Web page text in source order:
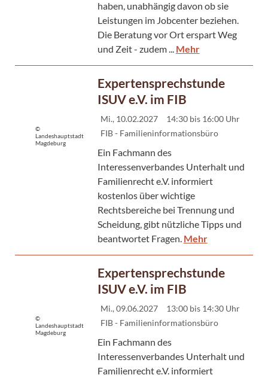
haben, unabhängig davon ob sie
Leistungen im Jobcenter beziehen.
Die Beratung vor Ort erspart Weg
und Zeit - zudem ... Mehr
Expertensprechstunde
ISUV e.V. im FIB
Mi., 10.02.2027
14:30 bis 16:00 Uhr
FIB - Familieninformationsbüro
Ein Fachmann des
Interessenverbandes Unterhalt und
Familienrecht e.V. informiert
kostenlos über wichtige
Rechtsbereiche bei Trennung und
Scheidung, gibt nützliche Tipps und
beantwortet Fragen. Mehr
©
Landeshauptstadt
Magdeburg
Expertensprechstunde
ISUV e.V. im FIB
Mi., 09.06.2027
13:00 bis 14:30 Uhr
FIB - Familieninformationsbüro
Ein Fachmann des
Interessenverbandes Unterhalt und
Familienrecht e.V. informiert
©
Landeshauptstadt
Magdeburg